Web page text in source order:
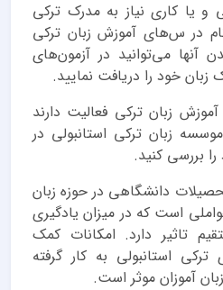
و یا کاری نیاز به مدرک ترکی
نام در س‌های آموزش زبان ترکی
آنها می‌توانید در آزمون‌های
خود را دریافت نمایید.
زبان ترکی فعالیت دارند
زبان ترکی استانبولی در
بررسی کنید.
دانشگاهی در حوزه زبان
است که در میزان یادگیری
تاثیر دارد. امکانات کمک
استانبولی به کار گرفته
آموزان موثر است.